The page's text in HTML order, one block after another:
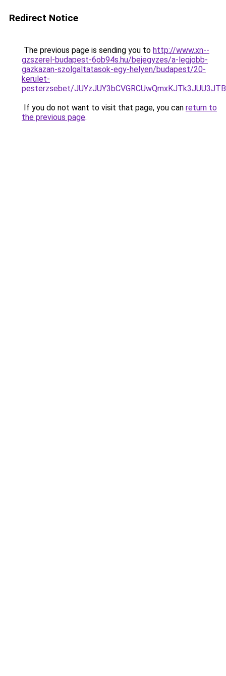
Redirect Notice
The previous page is sending you to http://www.xn--
gzszerel-budapest-6ob94s.hu/bejegyzes/a-legjobb-
gazkazan-szolgaltatasok-egy-helyen/budapest/20-
kerulet-
pesterzsebet/
If you do not want to visit that page, you can return to
the previous page.